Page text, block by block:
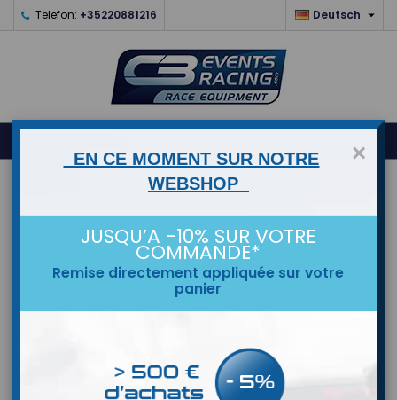
Telefon: +35220881216 Deutsch 
×
EN CE MOMENT SUR NOTRE
WEBSHOP
JUSQU’A -10% SUR VOTRE
COMMANDE*
Remise directement appliquée sur votre
panier